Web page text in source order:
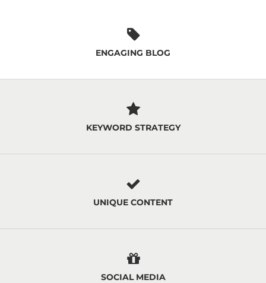
ENGAGING BLOG
KEYWORD STRATEGY
UNIQUE CONTENT
SOCIAL MEDIA